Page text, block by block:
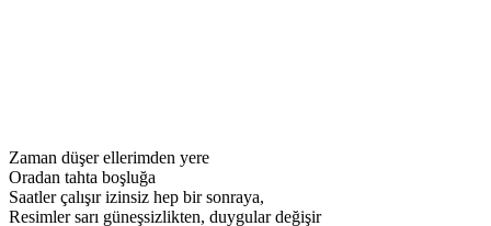
Zaman düşer ellerimden yere
Oradan tahta boşluğa
Saatler çalışır izinsiz hep bir sonraya,
Resimler sarı güneşsizlikten, duygular değişir